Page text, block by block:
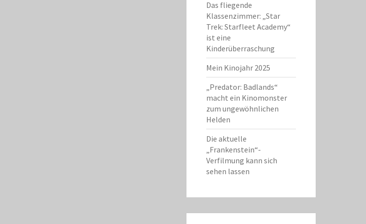
Das fliegende
Klassenzimmer: „Star
Trek: Starfleet Academy“
ist eine
Kinderüberraschung
Mein Kinojahr 2025
„Predator: Badlands“
macht ein Kinomonster
zum ungewöhnlichen
Helden
Die aktuelle
„Frankenstein“-
Verfilmung kann sich
sehen lassen